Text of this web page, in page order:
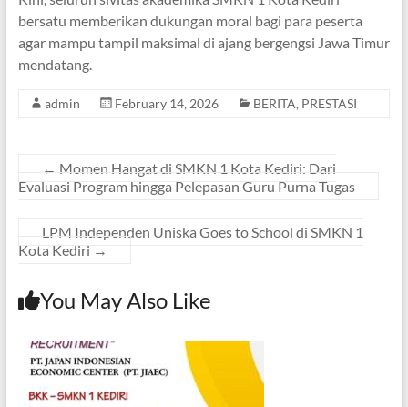
bersatu memberikan dukungan moral bagi para peserta
agar mampu tampil maksimal di ajang bergengsi Jawa Timur
mendatang.
admin February 14, 2026 BERITA, PRESTASI
← Momen Hangat di SMKN 1 Kota Kediri: Dari
Evaluasi Program hingga Pelepasan Guru Purna Tugas
LPM Independen Uniska Goes to School di SMKN 1
Kota Kediri →
You May Also Like